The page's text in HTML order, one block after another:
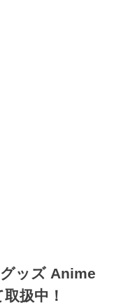
ッズ Anime
扱中！